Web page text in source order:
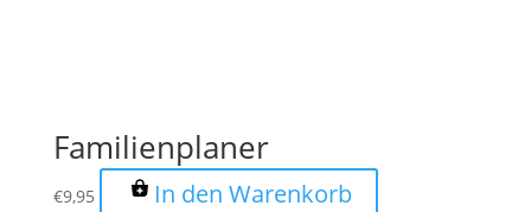
Familienplaner
€9,95 In den Warenkorb